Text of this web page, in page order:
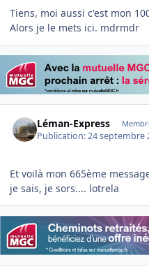
Tiens, moi aussi c'est mon
Alors je le mets ici. mdrmdr
Léman-Express
Publication:24 septembre
Et voilà mon 665ème
je sais, je sors.... lotrela